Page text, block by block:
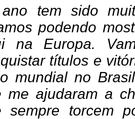
tem sido
podendo
na Europa.
títulos e
mundial no
me ajudaram a
sempre torcem